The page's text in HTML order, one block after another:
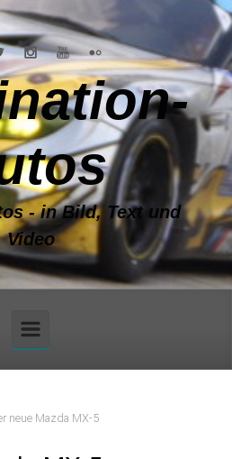
- in Bild, Text und
Video
neue Mazda MX-5